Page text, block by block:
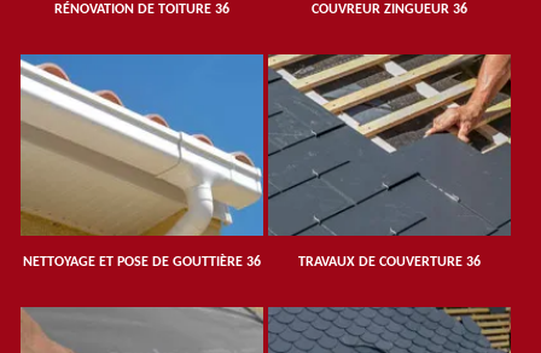
RÉNOVATION DE TOITURE 36 COUVREUR ZINGUEUR 36
NETTOYAGE ET POSE DE GOUTTIÈRE 36 TRAVAUX DE COUVERTURE 36